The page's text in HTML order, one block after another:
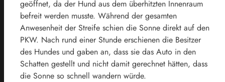
geöffnet, da der Hund aus dem überhitzten Innenraum
befreit werden musste. Während der gesamten
Anwesenheit der Streife schien die Sonne direkt auf den
PKW. Nach rund einer Stunde erschienen die Besitzer
des Hundes und gaben an, dass sie das Auto in den
Schatten gestellt und nicht damit gerechnet hätten, dass
die Sonne so schnell wandern würde.